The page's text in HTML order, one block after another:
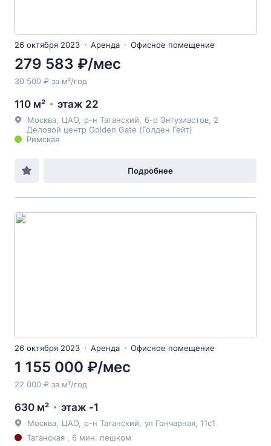
26 октября 2023 Аренда Офисное помещение
279 583 ₽/мес
30 500 ₽ за м²/год
110 м² этаж 22
Москва ЦАО р-н Таганский б-р Энтузиастов , 2
Деловой центр Golden Gate (Голден Гейт)
Римская
Подробнее
26 октября 2023 Аренда Офисное помещение
1 155 000 ₽/мес
22 000 ₽ за м²/год
630 м² этаж -1
Москва ЦАО р-н Таганский ул Гончарная , 11с1
Таганская , 6 мин. пешком